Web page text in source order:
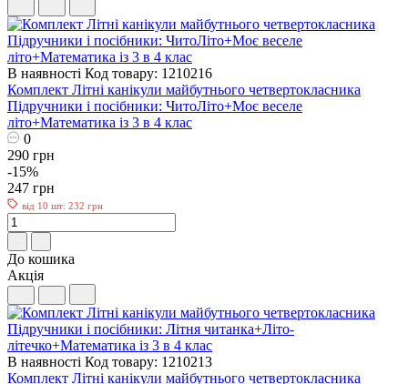
В наявності Код товару: 1210216
Комплект Літні канікули майбутнього четвертокласника
Пiдручники i посiбники: ЧитоЛіто+Моє веселе
літо+Математика із 3 в 4 клас
0
290 грн
-15%
247 грн
від 10 шт: 232 грн
До кошика
Акція
В наявності Код товару: 1210213
Комплект Літні канікули майбутнього четвертокласника